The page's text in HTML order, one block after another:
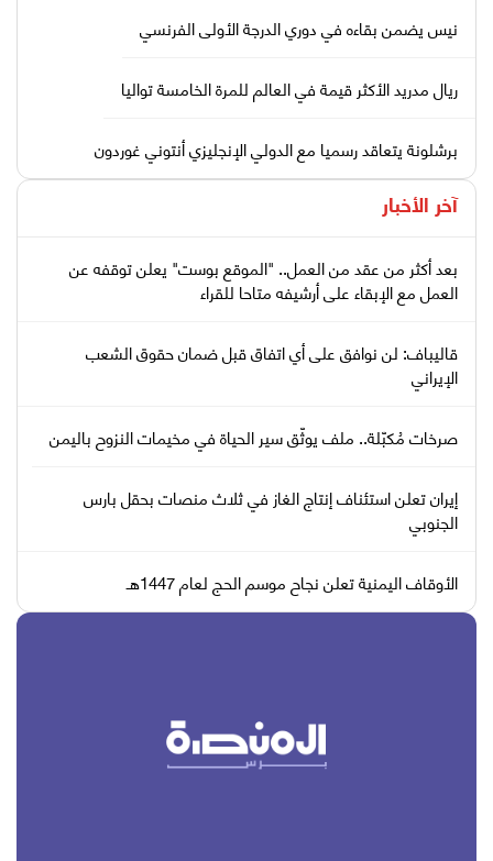
نيس يضمن بقاءه في دوري الدرجة الأولى الفرنسي
ريال مدريد الأكثر قيمة في العالم للمرة الخامسة تواليا
برشلونة يتعاقد رسميا مع الدولي الإنجليزي أنتوني غوردون
آخر الأخبار
بعد أكثر من عقد من العمل.. "الموقع بوست" يعلن توقفه عن
العمل مع الإبقاء على أرشيفه متاحا للقراء
قاليباف: لن نوافق على أي اتفاق قبل ضمان حقوق الشعب
الإيراني
صرخات مُكبّلة.. ملف يوثّق سير الحياة في مخيمات النزوح باليمن
إيران تعلن استئناف إنتاج الغاز في ثلاث منصات بحقل بارس
الجنوبي
الأوقاف اليمنية تعلن نجاح موسم الحج لعام 1447هـ